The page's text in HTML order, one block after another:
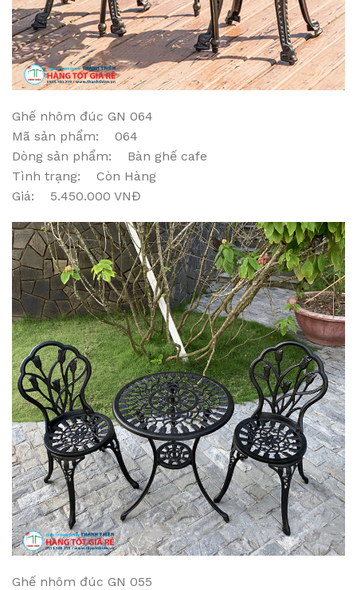
Ghế nhôm đúc GN 064
Mã sản phẩm: 064
Dòng sản phẩm: Bàn ghế cafe
Tình trạng: Còn Hàng
Giá: 5.450.000 VNĐ
Ghế nhôm đúc GN 055